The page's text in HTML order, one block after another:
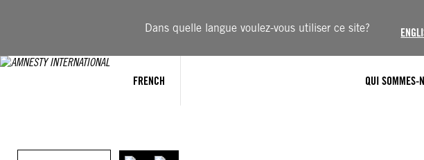
Dans quelle langue voulez-vous utiliser ce site?
FRENCH QUI SOMMES-